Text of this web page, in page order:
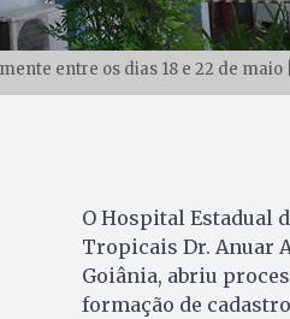
entre os dias 18 e 22 de maio |
O Hospital Estadual
Tropicais Dr. Anuar
Goiânia, abriu
formação de